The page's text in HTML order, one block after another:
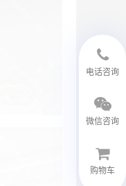
电话咨询
微信咨询
购物车